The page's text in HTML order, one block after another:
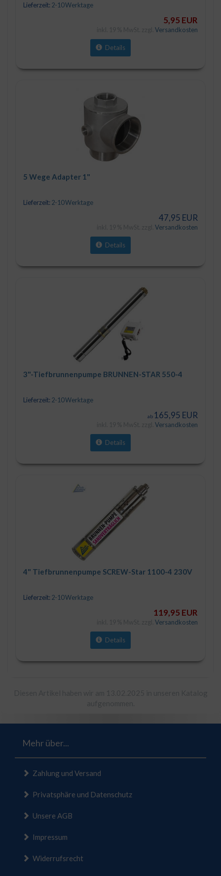
app. 55mm
Lieferzeit: 2-10 Werktage
5,95 EUR
Versandkosten
Details
5 Wege Adapter 1"
Lieferzeit: 2-10 Werktage
47,95 EUR
Versandkosten
Details
3"-Tiefbrunnenpumpe BRUNNEN-STAR 550-4
Lieferzeit: 2-10 Werktage
ab 165,95 EUR
Versandkosten
Details
4" Tiefbrunnenpumpe SCREW-Star 1100-4 230V
Lieferzeit: 2-10 Werktage
119,95 EUR
Versandkosten
Details
Mehr über...
Zahlung und Versand
Privatsphäre und Datenschutz
Unsere AGB
Impressum
Widerrufsrecht